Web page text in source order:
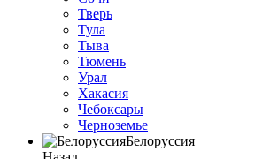
Тверь
Тула
Тыва
Тюмень
Урал
Хакасия
Чебоксары
Черноземье
Белоруссия